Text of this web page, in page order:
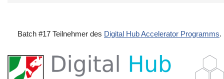
Batch #17 Teilnehmer des Digital Hub Accelerator Programms.